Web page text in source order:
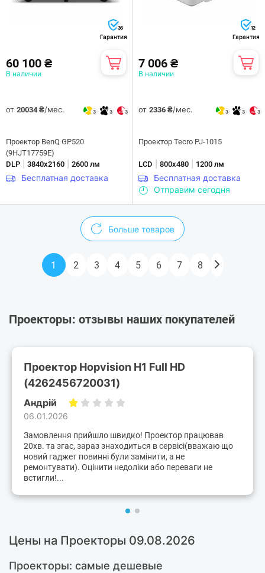
36
Гарантия
60 100 ₴
В наличии
от 20034 ₴/мес. 3 3 3
Проектор BenQ GP520
(9HJT17759E)
DLP
3840х2160 2600 лм
Бесплатная доставка
12
Гарантия
7 006 ₴
В наличии
от 2336 ₴/мес. 3 3 3
Проектор Tecro PJ-1015
LCD 800х480 1200 лм
Бесплатная доставка
Отправим сегодня
Больше товаров
1 2 3 4 5 6 7 8
Проекторы: отзывы наших покупателей
Проектор Hopvision H1 Full HD
(4262456720031)
Андрій
06.01.2026
Замовлення прийшло швидко! Проектор працював
20хв. та згас, зараз знаходиться в сервісі(вважаю що
новий гаджет повинні були замінити, а не
ремонтувати). Оцінити недоліки або переваги не
встигли!...
Цены на Проекторы 09.08.2026
Проекторы: самые дешевые